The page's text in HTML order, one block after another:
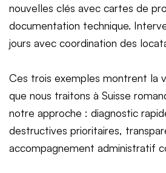
nouvelles clés avec cartes de
documentation technique.
jours avec coordination des
Ces trois exemples montrent la
que nous traitons à Suisse
notre approche : diagnostic
destructives prioritaires,
accompagnement administratif